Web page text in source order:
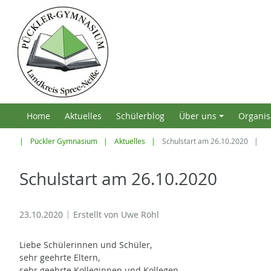
Home Aktuelles
Schülerblog
+
Über uns
Pückler Gymnasium Aktuelles Schulstart am 26.10.2020
Schulstart am 26.10.2020
23.10.2020 Erstellt von Uwe Röhl
Liebe Schülerinnen und Schüler,
sehr geehrte Eltern,